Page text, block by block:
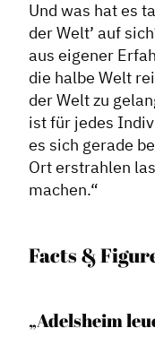
Geschichte
Vorstand
Mitglieder
Vorteile für
Formate
Und was hat es
der Welt’ auf
aus eigener
die halbe Welt
der Welt zu
ist für jedes
es sich gerade
Ort erstrahlen
machen.“
Facts &
„Adelsheim